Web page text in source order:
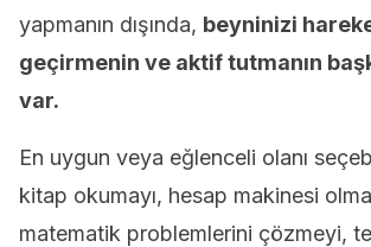
yapmanın dışında, beyninizi
geçirmenin ve aktif tutmanın
var.
En uygun veya eğlenceli olanı
kitap okumayı, hesap makinesi
matematik problemlerini çözmeyi,